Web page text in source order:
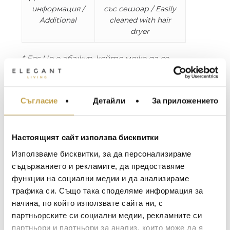
Съгласие Детайли За приложението
Настоящият сайт използва бисквитки
Използваме бисквитки, за да персонализираме
съдържанието и рекламите, да предоставяме
функции на социални медии и да анализираме
трафика си. Също така споделяме информация за
начина, по който използвате сайта ни, с
партньорските си социални медии, рекламните си
партньори и партньори за анализ, които може да я
информация /
Additional
със сешоар / Easily
cleaned with hair
dryer
* Eos Up е абажур, който може да се
използва като аплик на стена или таван.
Стойка и кабел не са включени в цената.
Наполовина по-малък от емблематичния
абажур Eos и по-добрата половина от
идеалният избор за малки пространства,
нуждаещи се от мащабен дизайн.
Изработен от естествени гъши пера,
този абажур придава мека, топла
светлина и добавя изтънчен и елегантен
щрих на всеки интериор. Просто го
монтирайте директно на стената или
тавана и го оставете да озарява живота
ви!
МЕБЕЛИ ЗА ДОМА И
ЗА МАСАТА
ТЕКСТИЛ ЗА ДОМА
АРОМАТИ ЗА ДОМА
ИЗКУСТВО И КНИГИ
BACCARAT
TOM DIXON
MICHAEL ARAM
ASSOULINE